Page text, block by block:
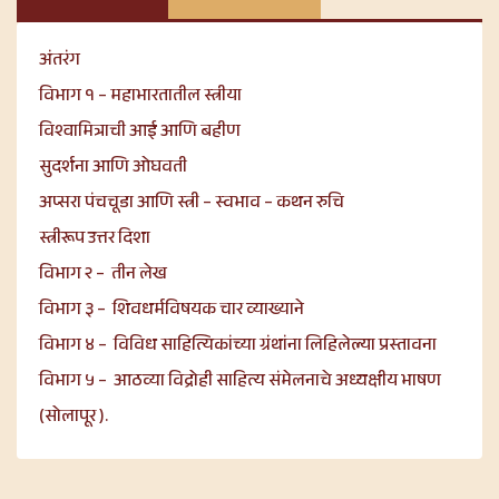
अंतरंग
विभाग १ – महाभारतातील स्त्रीया
विश्वामित्राची आई आणि बहीण
सुदर्शना आणि ओघवती
अप्सरा पंचचूडा आणि स्त्री – स्वभाव – कथन रुचि
स्त्रीरूप उत्तर दिशा
विभाग २ – तीन लेख
विभाग ३ – शिवधर्मविषयक चार व्याख्याने
विभाग ४ – विविध साहित्यिकांच्या ग्रंथांना लिहिलेल्या प्रस्तावना
विभाग ५ – आठव्या विद्रोही साहित्य संमेलनाचे अध्यक्षीय भाषण
(सोलापूर ).